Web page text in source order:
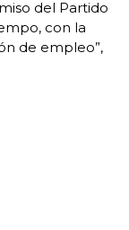
del Partido
con la
de empleo”,